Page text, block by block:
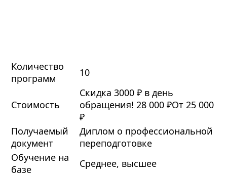
Количество
программ
10
Стоимость
Скидка 3000 ₽ в день
обращения! 28 000 ₽От 25 000
₽
Получаемый
документ
Диплом о профессиональной
переподготовке
Обучение на
базе
Среднее, высшее